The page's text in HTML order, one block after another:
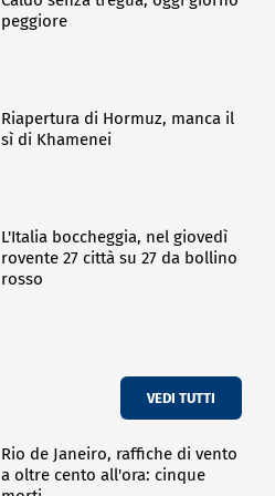
peggiore
Riapertura di Hormuz, manca il
sì di Khamenei
L'Italia boccheggia, nel giovedì
rovente 27 città su 27 da bollino
rosso
VEDI TUTTI
Rio de Janeiro, raffiche di vento
a oltre cento all'ora: cinque